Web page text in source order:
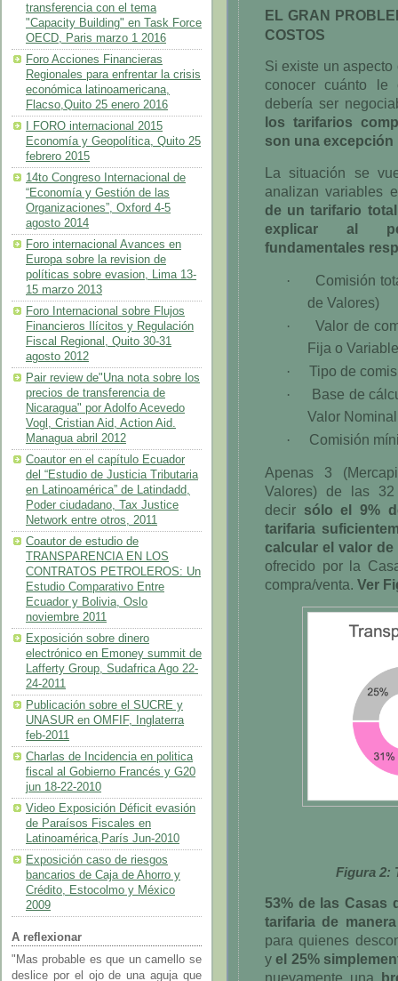
transferencia con el tema
"Capacity Building" en Task Force
OECD, Paris marzo 1 2016
Foro Acciones Financieras
Regionales para enfrentar la crisis
económica latinoamericana,
Flacso,Quito 25 enero 2016
I FORO internacional 2015
Economía y Geopolítica, Quito 25
febrero 2015
14to Congreso Internacional de
“Economía y Gestión de las
Organizaciones”, Oxford 4-5
agosto 2014
Foro internacional Avances en
Europa sobre la revision de
políticas sobre evasion, Lima 13-
15 marzo 2013
Foro Internacional sobre Flujos
Financieros Ilícitos y Regulación
Fiscal Regional, Quito 30-31
agosto 2012
Pair review de"Una nota sobre los
precios de transferencia de
Nicaragua" por Adolfo Acevedo
Vogl, Cristian Aid, Action Aid.
Managua abril 2012
Coautor en el capítulo Ecuador
del “Estudio de Justicia Tributaria
en Latinoamérica” de Latindadd,
Poder ciudadano, Tax Justice
Network entre otros, 2011
Coautor de estudio de
TRANSPARENCIA EN LOS
CONTRATOS PETROLEROS: Un
Estudio Comparativo Entre
Ecuador y Bolivia, Oslo
noviembre 2011
Exposición sobre dinero
electrónico en Emoney summit de
Lafferty Group, Sudafrica Ago 22-
24-2011
Publicación sobre el SUCRE y
UNASUR en OMFIF, Inglaterra
feb-2011
Charlas de Incidencia en politica
fiscal al Gobierno Francés y G20
jun 18-22-2010
Video Exposición Déficit evasión
de Paraísos Fiscales en
Latinoamérica,París Jun-2010
Exposición caso de riesgos
bancarios de Caja de Ahorro y
Crédito, Estocolmo y México
2009
A reflexionar
"Mas probable es que un camello se
deslice por el ojo de una aguja que
EL GRAN
COSTOS
Si existe un
conocer cuánto le
debería ser
los tarifarios
son una
La situación se
analizan variables
de un tarifario
explicar al
fundamentales
·
Comisión
de Valores)
·
Valor de
Fija o
· Tipo de
·
Base de
Valor
· Comisión
Apenas 3
Valores) de las
decir sólo el 9%
tarifaria
calcular el valor
ofrecido por la
compra/venta. Ver
Figura 2:
53% de las Casas
tarifaria de
para quienes
yel 25%
nuevamente una